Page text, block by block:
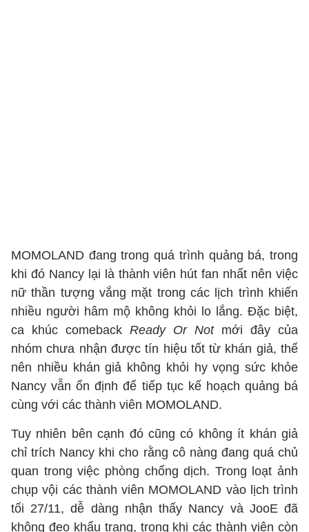
MOMOLAND đang trong quá trình quảng bá, trong
khi đó Nancy lại là thành viên hút fan nhất nên việc
nữ thần tượng vắng mặt trong các lịch trình khiến
nhiều người hâm mộ không khỏi lo lắng. Đặc biệt,
ca khúc comeback Ready Or Not mới đây của
nhóm chưa nhận được tín hiệu tốt từ khán giả, thế
nên nhiều khán giả không khỏi hy vọng sức khỏe
Nancy vẫn ổn định để tiếp tục kế hoạch quảng bá
cùng với các thành viên MOMOLAND.
Tuy nhiên bên cạnh đó cũng có không ít khán giả
chỉ trích Nancy khi cho rằng cô nàng đang quá chủ
quan trong việc phòng chống dịch. Trong loạt ảnh
chụp vội các thành viên MOMOLAND vào lịch trình
tối 27/11, dễ dàng nhận thấy Nancy và JooE đã
không đeo khẩu trang, trong khi các thành viên còn